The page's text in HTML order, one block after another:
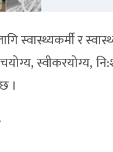
स्वास्थ्यकर्मी र
स्वीकरयोग्य,
।